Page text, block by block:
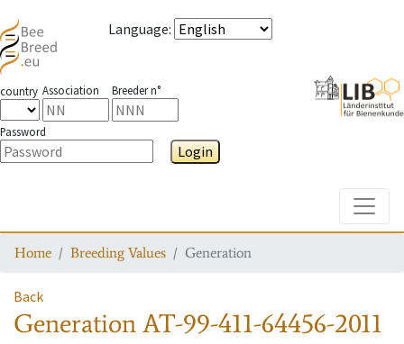
Language:
country Association Breeder n°
Password
Login
Home Breeding Values Generation
Back
GenerationAT-99-411-64456-2011